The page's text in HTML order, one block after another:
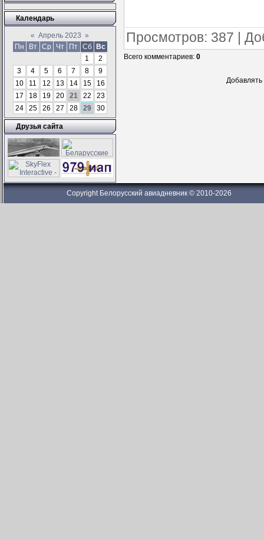
Календарь
« Апрель 2023 »
Пн
Вт Ср Чт Пт Сб
Вс
1
2
3
4 5 6 7 8
9
10
11 12 13 14 15
16
17
18 19 20 21 22
23
24
25 26 27 28 29 30
Друзья сайта
Просмотров: 387 |
Всего комментариев:0
Добавлять
Copyright Белорусский авиадневник © 2010-2026